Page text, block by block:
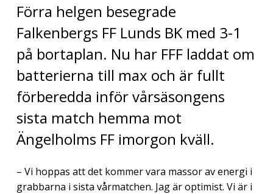
Förra helgen besegrade
Falkenbergs FF Lunds BK med 3-1
på bortaplan. Nu har FFF laddat om
batterierna till max och är fullt
förberedda inför vårsäsongens
sista match hemma mot
Ängelholms FF imorgon kväll.
– Vi hoppas att det kommer vara massor av energi i
grabbarna i sista vårmatchen. Jag är optimist. Vi är i